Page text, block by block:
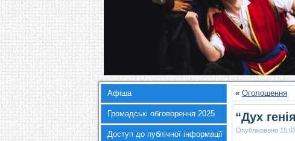
Афіша
Громадські обговорення 2025
Доступ до публічної інформації
« Оголошення
“Дух
Опубліковано